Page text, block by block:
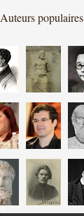
Auteurs populaires